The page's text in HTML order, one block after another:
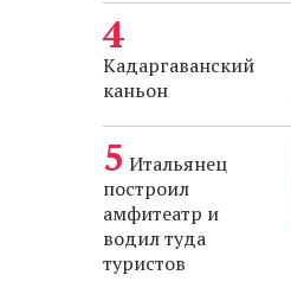
Кадаргаванский
каньон
Итальянец
построил
амфитеатр и
водил туда
туристов